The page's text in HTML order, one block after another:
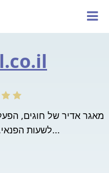
לשעות הפנאי. בחוגל תמצאו חוג...